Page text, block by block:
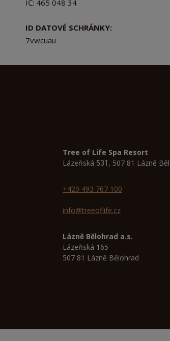
IČ: 465 048 34
ID DATOVÉ SCHRÁNKY:
7vwcuau
Tree of Life Spa Resort
Lázeňská 531 , 507 81 Lázně
+420 493 767 100
info@treeoflife.cz
Lázně Bělohrad a.s.
Lázeňská 165
507 81 Lázně Bělohrad